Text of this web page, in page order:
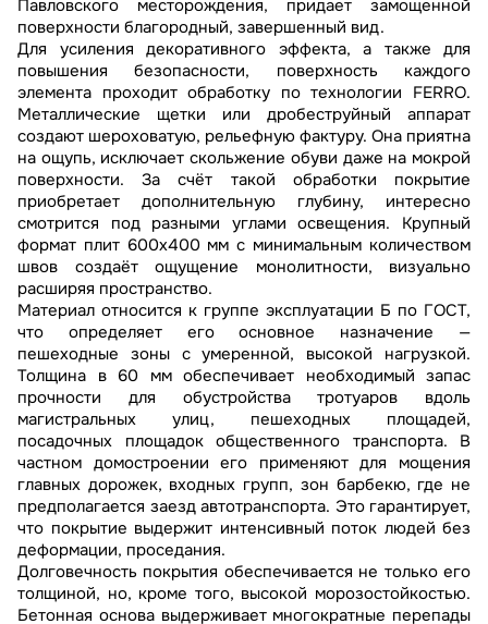
Павловского месторождения, придает замощенной
поверхности благородный, завершенный вид.
Для усиления декоративного эффекта, а также для
повышения безопасности, поверхность каждого
элемента проходит обработку по технологии FERRO.
Металлические щетки или дробеструйный аппарат
создают шероховатую, рельефную фактуру. Она приятна
на ощупь, исключает скольжение обуви даже на мокрой
поверхности. За счёт такой обработки покрытие
приобретает дополнительную глубину, интересно
смотрится под разными углами освещения. Крупный
формат плит 600х400 мм с минимальным количеством
швов создаёт ощущение монолитности, визуально
расширяя пространство.
Материал относится к группе эксплуатации Б по ГОСТ,
что определяет его основное назначение —
пешеходные зоны с умеренной, высокой нагрузкой.
Толщина в 60 мм обеспечивает необходимый запас
прочности для обустройства тротуаров вдоль
магистральных улиц, пешеходных площадей,
посадочных площадок общественного транспорта. В
частном домостроении его применяют для мощения
главных дорожек, входных групп, зон барбекю, где не
предполагается заезд автотранспорта. Это гарантирует,
что покрытие выдержит интенсивный поток людей без
деформации, проседания.
Долговечность покрытия обеспечивается не только его
толщиной, но, кроме того, высокой морозостойкостью.
Бетонная основа выдерживает многократные перепады